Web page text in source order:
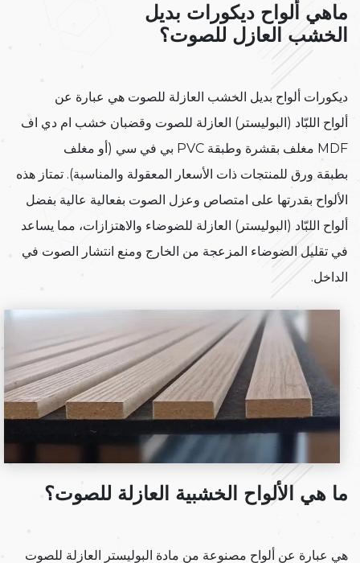
ماهي ألواح ديكورات بديل
الخشب العازل للصوت؟
ديكورات ألواح بديل الخشب العازلة للصوت هي عبارة عن
ألواح اللبّاد (البوليستر) العازلة للصوت وقضبان خشب ام دي اف
MDF مغلف بقشرة وطبقة PVC بي في سي (أو مغلف
بطبقة ورق للمنتجات ذات الأسعار المعقولة والمناسبة). تمتاز هذه
الألواح بقدرتها على امتصاص وعزل الصوت بفعالية عالية بفضل
ألواح اللبّاد (البوليستر) العازلة للضوضاء والاهتزازات، مما يساعد
في تقليل الضوضاء المزعجة من الخارج ومنع انتشار الصوت في
الداخل.
ما هي الألواح الخشبية العازلة للصوت؟
هي عبارة عن ألواح مصنوعة من مادة البوليستر العازلة للصوت